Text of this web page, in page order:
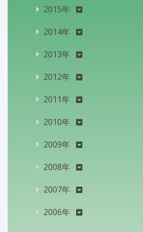
2015年
2014年
2013年
2012年
2011年
2010年
2009年
2008年
2007年
2006年